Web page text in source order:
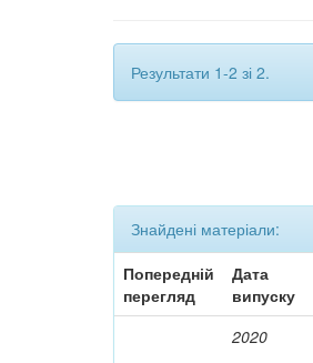
Результати 1-2 зі 2.
Знайдені матеріали:
Попередній
перегляд
Дата
випуску
2020